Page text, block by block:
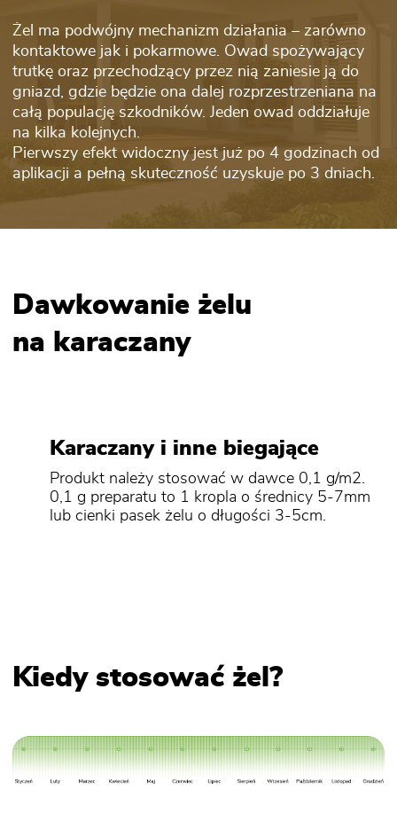
Żel ma podwójny mechanizm działania – zarówno
kontaktowe jak i pokarmowe. Owad spożywający
trutkę oraz przechodzący przez nią zaniesie ją do
gniazd, gdzie będzie ona dalej rozprzestrzeniana na
całą populację szkodników. Jeden owad oddziałuje
na kilka kolejnych.
Pierwszy efekt widoczny jest już po 4 godzinach od
aplikacji a pełną skuteczność uzyskuje po 3 dniach.
Dawkowanie żelu
na karaczany
Karaczany i inne biegające
Produkt należy stosować w dawce 0,1 g/m2.
0,1 g preparatu to 1 kropla o średnicy 5-7mm
lub cienki pasek żelu o długości 3-5cm.
Kiedy stosować żel?